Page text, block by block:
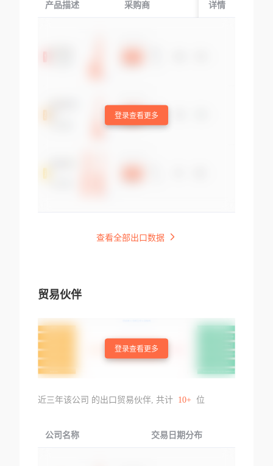
产品描述 采购商 起运国/地区
详情
登录查看更多
查看全部出口数据
贸易伙伴
登录查看更多
近三年该公司 的出口贸易伙伴, 共计 10+ 位
公司名称 交易日期分布